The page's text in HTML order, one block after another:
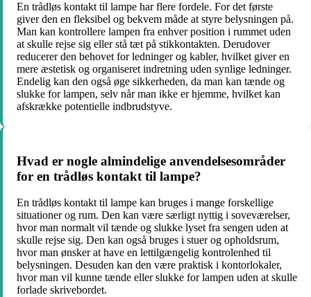
En trådløs kontakt til lampe har flere fordele. For det første
giver den en fleksibel og bekvem måde at styre belysningen på.
Man kan kontrollere lampen fra enhver position i rummet uden
at skulle rejse sig eller stå tæt på stikkontakten. Derudover
reducerer den behovet for ledninger og kabler, hvilket giver en
mere æstetisk og organiseret indretning uden synlige ledninger.
Endelig kan den også øge sikkerheden, da man kan tænde og
slukke for lampen, selv når man ikke er hjemme, hvilket kan
afskrække potentielle indbrudstyve.
Hvad er nogle almindelige anvendelsesområder
for en trådløs kontakt til lampe?
En trådløs kontakt til lampe kan bruges i mange forskellige
situationer og rum. Den kan være særligt nyttig i soveværelser,
hvor man normalt vil tænde og slukke lyset fra sengen uden at
skulle rejse sig. Den kan også bruges i stuer og opholdsrum,
hvor man ønsker at have en lettilgængelig kontrolenhed til
belysningen. Desuden kan den være praktisk i kontorlokaler,
hvor man vil kunne tænde eller slukke for lampen uden at skulle
forlade skrivebordet.